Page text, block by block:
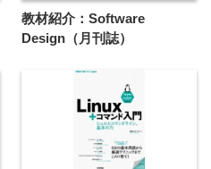
教材紹介：Software
Design（月刊誌）